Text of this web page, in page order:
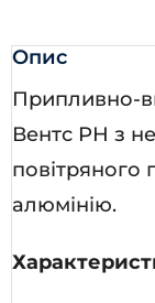
Опис
Припливно-
Вентс РН з
повітряного
алюмінію.